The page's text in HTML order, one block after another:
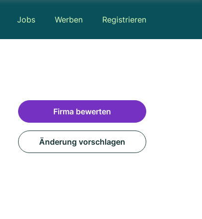
Jobs Werben Registrieren
Firma bewerten
Änderung vorschlagen